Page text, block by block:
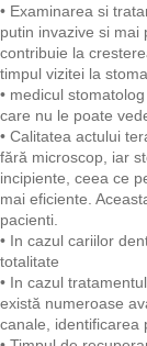
• Examinarea si
putin invazive si mai
contribuie la
timpul vizitei la
• medicul
care nu le poate
• Calitatea actului
fără microscop, iar
incipiente, ceea ce
mai eficiente.
pacienti.
• In cazul cariilor
totalitate
• In cazul
există numeroase
canale, identificarea